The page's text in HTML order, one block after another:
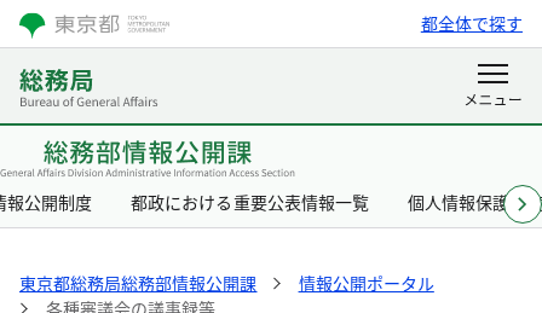
都全体で探す
報公開制度 都政における重要公表情報一覧 個人情報保護制
東京都総務局総務部情報公開課
情報公開ポータル
各種審議会の議事録等